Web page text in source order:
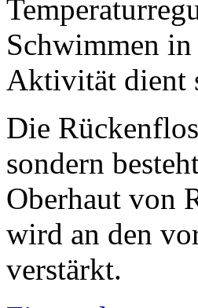
Schwimmen
Aktivität dient
Die
sondern
Oberhaut von
wird an den
verstärkt.